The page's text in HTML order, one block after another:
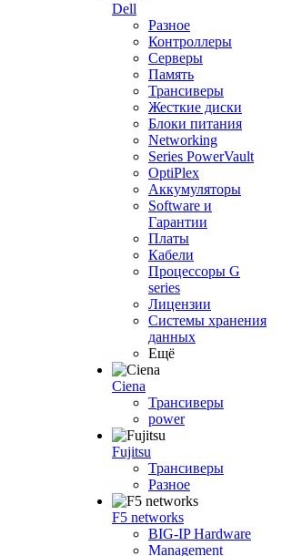
Dell
Разное
Контроллеры
Серверы
Память
Трансиверы
Жесткие диски
Блоки питания
Networking
Series PowerVault
OptiPlex
Аккумуляторы
Software и
Гарантии
Платы
Кабели
Процессоры G
series
Лицензии
Системы хранения
данных
Ещё
Ciena
Трансиверы
power
Fujitsu
Трансиверы
Разное
F5 networks
BIG-IP Hardware
Management